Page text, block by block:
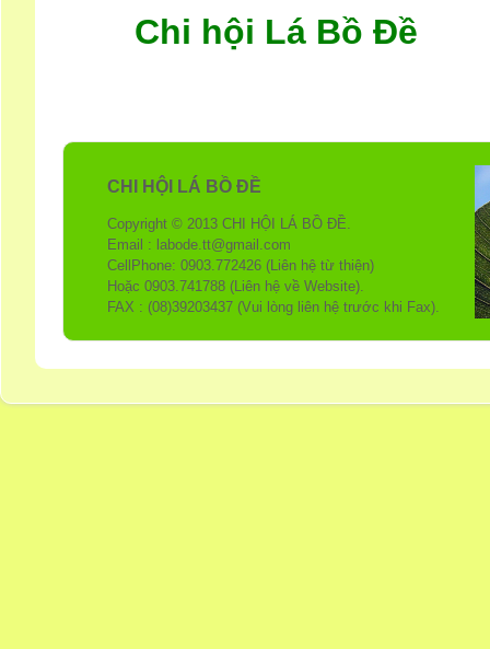
Chi hội Lá Bồ Đề
CHI HỘI LÁ BỒ ĐỀ
Copyright © 2013 CHI HỘI LÁ BỒ ĐỀ.
Email : labode.tt@gmail.com
CellPhone: 0903.772426 (Liên hệ từ thiện)
Hoặc 0903.741788 (Liên hệ về Website).
FAX : (08)39203437 (Vui lòng liên hệ trước khi Fax).